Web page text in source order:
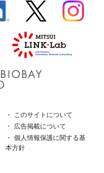
このサイトについて
広告掲載について
個人情報保護に関する基
本方針